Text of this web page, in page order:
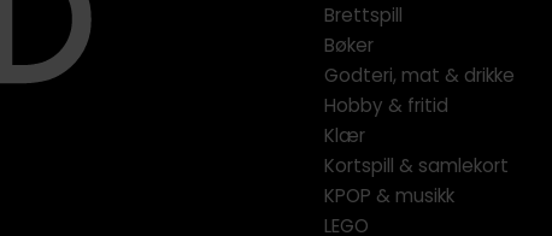
Brettspill
Bøker
Godteri, mat & drikke
Hobby & fritid
Klær
Kortspill & samlekort
KPOP & musikk
LEGO